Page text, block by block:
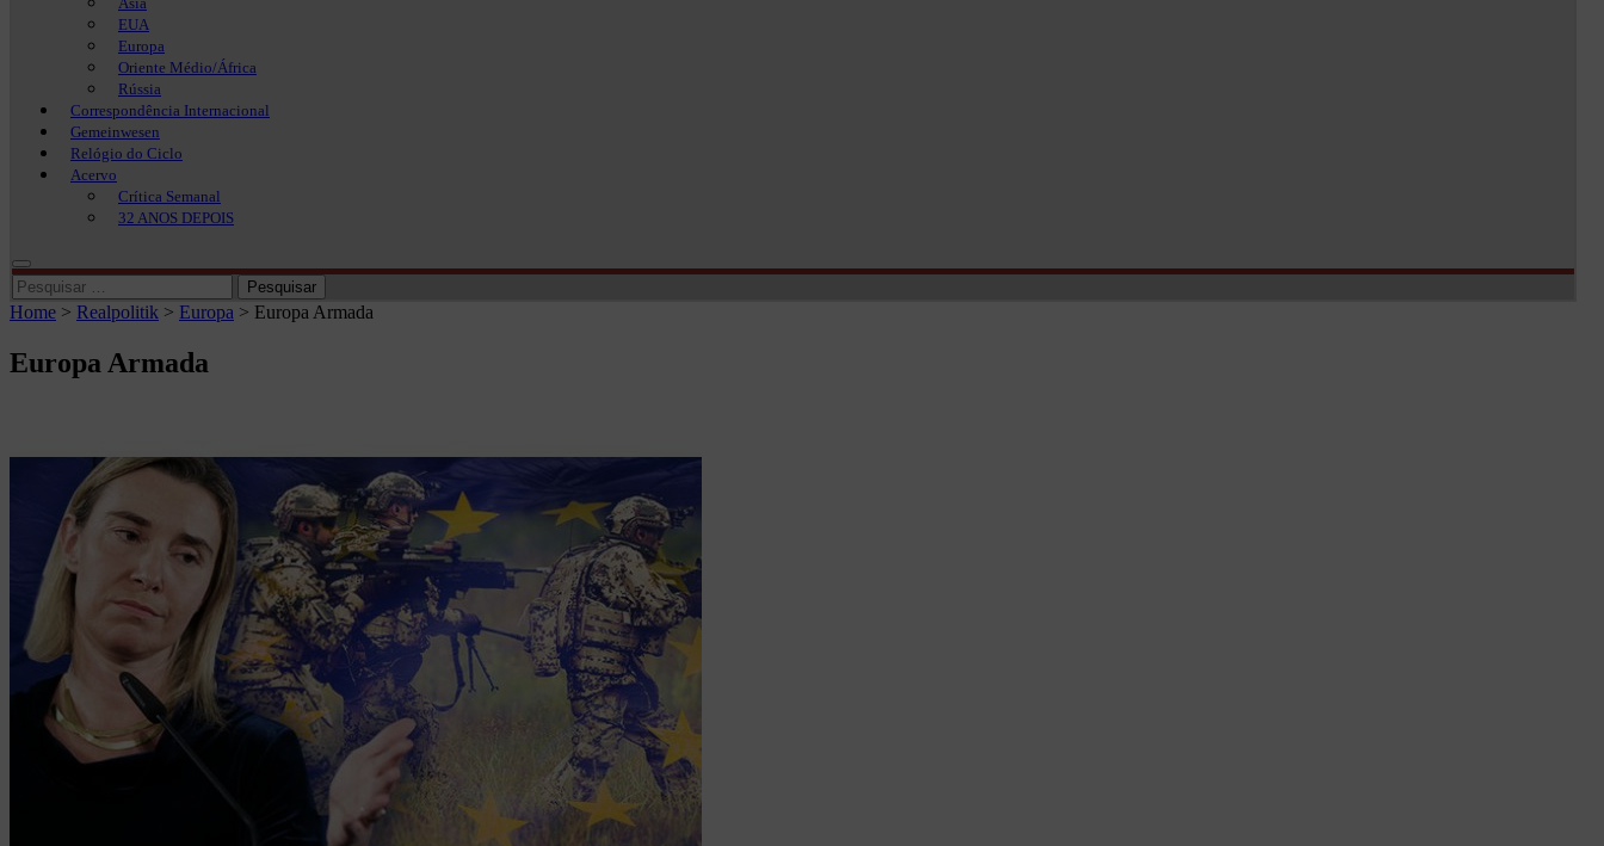
EUA
Europa
Oriente Médio/África
Rússia
Correspondência Internacional
Gemeinwesen
Relógio do Ciclo
Acervo
Crítica Semanal
32 ANOS DEPOIS
Pesquisar
por:
Home > Realpolitik > Europa > Europa Armada
Europa Armada